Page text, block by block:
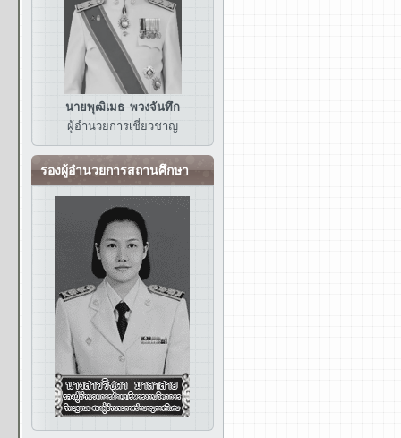
นายพุฒิเมธ พวงจันทึก
ผู้อำนวยการเชี่ยวชาญ
รองผู้อำนวยการสถานศึกษา